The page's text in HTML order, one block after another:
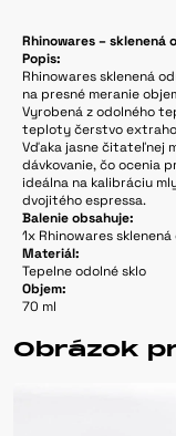
Rhinowares – sklenená
Popis:
Rhinowares sklenená
na presné meranie
Vyrobená z odolného
teploty čerstvo
Vďaka jasne čitateľnej
dávkovanie, čo ocenia
ideálna na kalibráciu
dvojitého espressa.
Balenie obsahuje:
1x Rhinowares
Materiál:
Tepelne odolné sklo
Objem:
70 ml
Obrázok